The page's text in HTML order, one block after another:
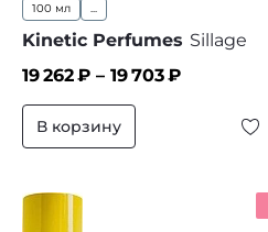
100 мл ...
Kinetic Perfumes Sillage
19 262₽ – 19 703₽
В корзину